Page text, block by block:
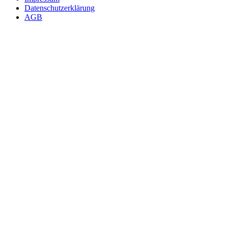
Datenschutzerklärung
AGB